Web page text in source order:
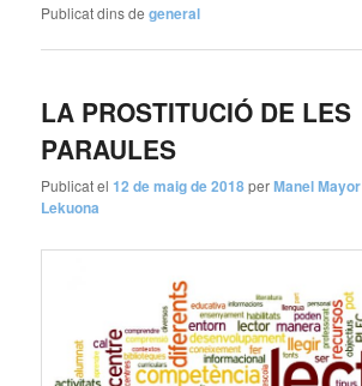
Publicat dins de general
LA PROSTITUCIÓ DE LES
PARAULES
Publicat el12 de maig de 2018perManel Mayor
Lekuona